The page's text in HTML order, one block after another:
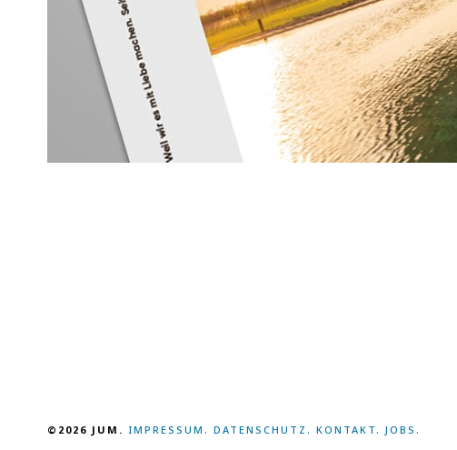
©2026 JUM. IMPRESSUM. DATENSCHUTZ. KONTAKT. JOBS.